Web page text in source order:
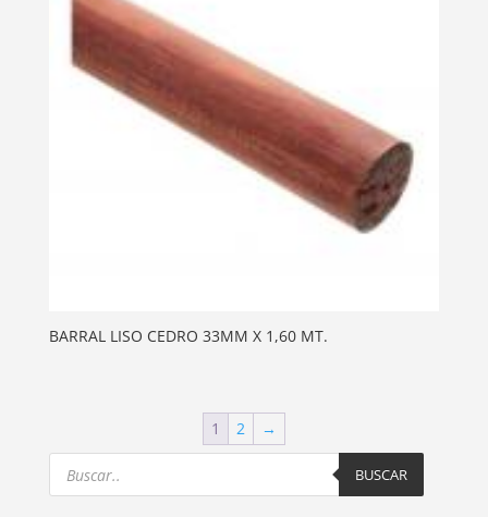
BARRAL LISO CEDRO 33MM X 1,60 MT.
1 2
→
Products
search BUSCAR